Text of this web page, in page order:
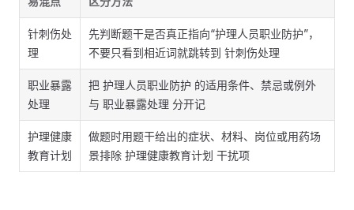
针刺伤处
理
先判断题干是否真正指向“护理人员职业防护”，
不要只看到相近词就跳转到 针刺伤处理
职业暴露
处理
把 护理人员职业防护 的适用条件、禁忌或例外
与 职业暴露处理 分开记
护理健康
教育计划
做题时用题干给出的症状、材料、岗位或用药场
景排除 护理健康教育计划 干扰项